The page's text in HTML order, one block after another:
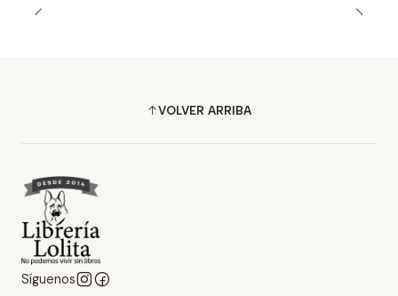
VOLVER ARRIBA
Síguenos